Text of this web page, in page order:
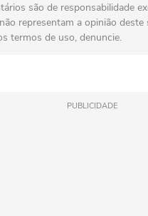
são de responsabilidade
representam a opinião deste
termos de uso, denuncie.
PUBLICIDADE